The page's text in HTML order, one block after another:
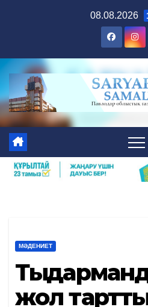
08.08.2026
МӘДЕНИЕТ
жол